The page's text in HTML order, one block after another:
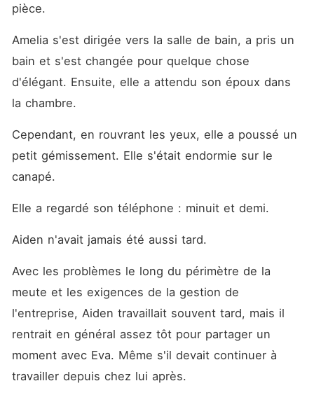
pièce.
Amelia s'est dirigée vers la salle de bain, a pris un
bain et s'est changée pour quelque chose
d'élégant. Ensuite, elle a attendu son époux dans
la chambre.
Cependant, en rouvrant les yeux, elle a poussé un
petit gémissement. Elle s'était endormie sur le
canapé.
Elle a regardé son téléphone : minuit et demi.
Aiden n'avait jamais été aussi tard.
Avec les problèmes le long du périmètre de la
meute et les exigences de la gestion de
l'entreprise, Aiden travaillait souvent tard, mais il
rentrait en général assez tôt pour partager un
moment avec Eva. Même s'il devait continuer à
travailler depuis chez lui après.